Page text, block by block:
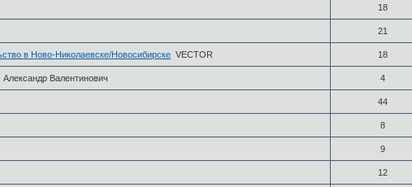
18
21
в Ново-Николаевске/Новосибирске VECTOR 18
Александр Валентинович 4
44
8
9
12